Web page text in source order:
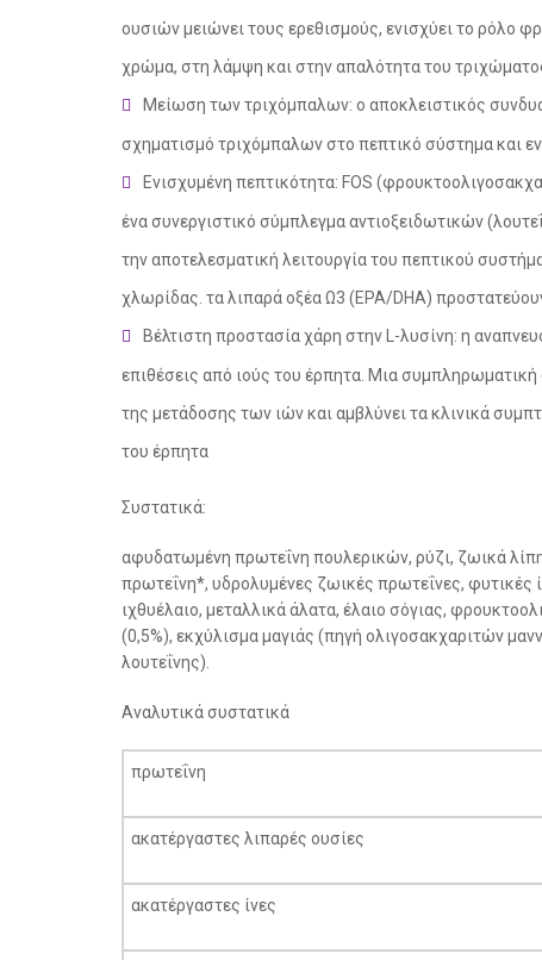
ουσιών μειώνει τους ερεθισμούς, ενισχύει το ρόλο
χρώμα, στη λάμψη και στην απαλότητα του
Μείωση των τριχόμπαλων: ο αποκλειστικός
σχηματισμό τριχόμπαλων στο πεπτικό σύστημα και
Ενισχυμένη πεπτικότητα: FOS
ένα συνεργιστικό σύμπλεγμα αντιοξειδωτικών
την αποτελεσματική λειτουργία του πεπτικού
χλωρίδας. τα λιπαρά οξέα Ω3 (EPA/DHA)
Βέλτιστη προστασία χάρη στην L-λυσίνη: η
επιθέσεις από ιούς του έρπητα. Μια συμπληρωματική
της μετάδοσης των ιών και αμβλύνει τα κλινικά
του έρπητα
Συστατικά:
αφυδατωμένη πρωτεΐνη πουλερικών, ρύζι, ζωικά
πρωτεΐνη*, υδρολυμένες ζωικές πρωτεΐνες, φυτικές
ιχθυέλαιο, μεταλλικά άλατα, έλαιο σόγιας,
(0,5%), εκχύλισμα μαγιάς (πηγή ολιγοσακχαριτών
λουτεΐνης).
Αναλυτικά συστατικά
πρωτεΐνη
ακατέργαστες λιπαρές ουσίες
ακατέργαστες ίνες